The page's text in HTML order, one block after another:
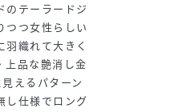
のテーラードジ
つつ女性らしい
織れて大きく
上品な艶消し金
えるパターン
し仕様でロング